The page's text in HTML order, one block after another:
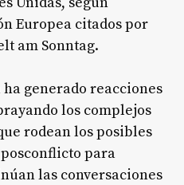
Europea citados por
am Sonntag.
generado reacciones
los complejos
rodean los posibles
para
las conversaciones